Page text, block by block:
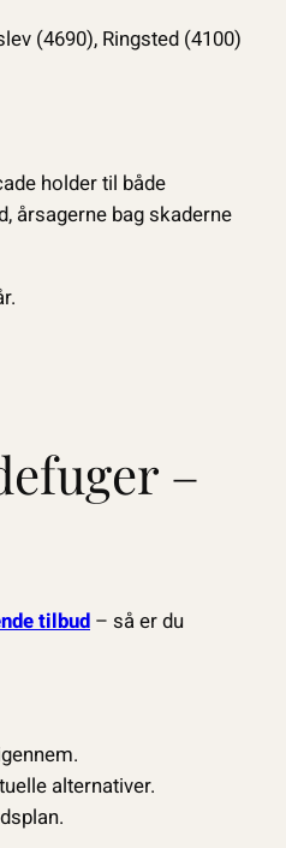
(4690), Ringsted (4100)
holder til både
årsagerne bag skaderne
–
tilbud – så er du
alternativer.